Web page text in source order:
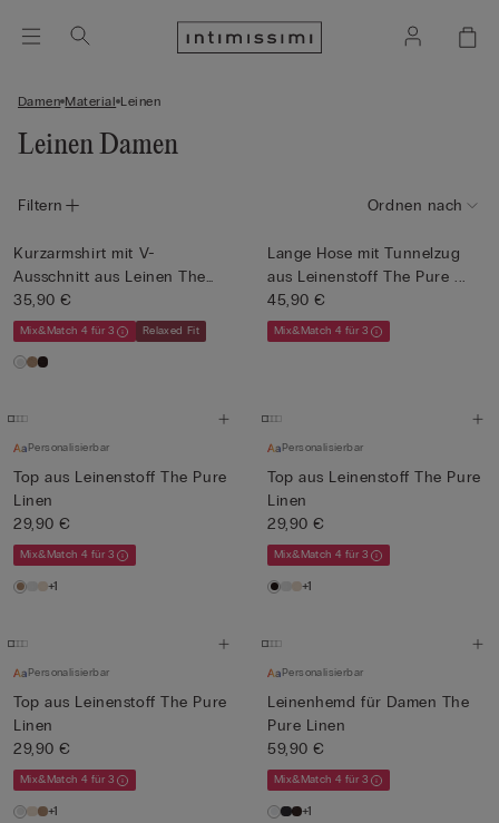
Damen Material Leinen
Leinen Damen
Filtern Ordnen nach
Kurzarmshirt mit V-
Ausschnitt aus Leinen The
Pure ...
35,90 €
Mix&Match 4 für 3 Relaxed Fit
Lange Hose mit Tunnelzug
aus Leinenstoff The Pure ...
45,90 €
Mix&Match 4 für 3
Personalisierbar
Top aus Leinenstoff The Pure
Linen
29,90 €
Mix&Match 4 für 3
+1
Personalisierbar
Top aus Leinenstoff The Pure
Linen
29,90 €
Mix&Match 4 für 3
+1
Personalisierbar
Top aus Leinenstoff The Pure
Linen
29,90 €
Mix&Match 4 für 3
+1
Personalisierbar
Leinenhemd für Damen The
Pure Linen
59,90 €
Mix&Match 4 für 3
+1